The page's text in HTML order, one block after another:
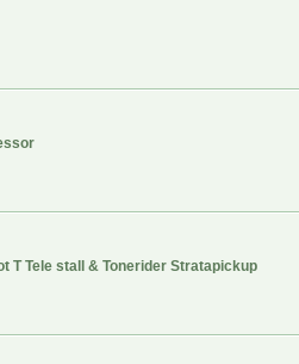
T Tele stall & Tonerider Stratapickup